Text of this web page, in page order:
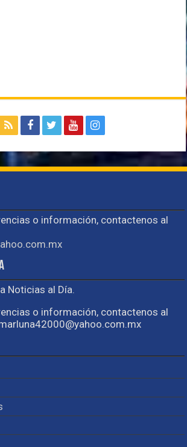
o información, contactenos al
Noticias al Día.
o información, contactenos al